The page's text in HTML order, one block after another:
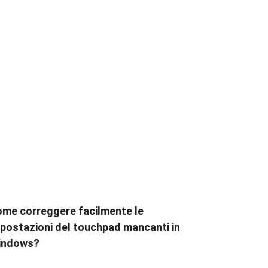
correggere facilmente le
del touchpad mancanti in